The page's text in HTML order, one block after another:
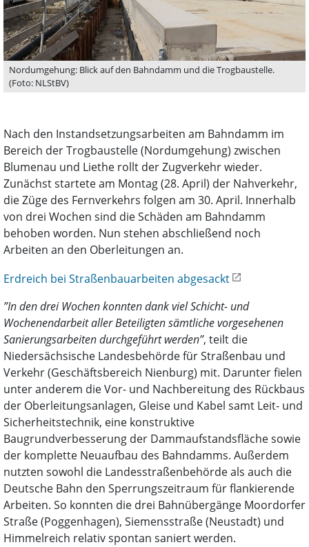
Nordumgehung: Blick auf den Bahndamm und die Trogbaustelle.
(Foto: NLStBV)
Nach den Instandsetzungsarbeiten am Bahndamm im
Bereich der Trogbaustelle (Nordumgehung) zwischen
Blumenau und Liethe rollt der Zugverkehr wieder.
Zunächst startete am Montag (28. April) der Nahverkehr,
die Züge des Fernverkehrs folgen am 30. April. Innerhalb
von drei Wochen sind die Schäden am Bahndamm
behoben worden. Nun stehen abschließend noch
Arbeiten an den Oberleitungen an.
Erdreich bei Straßenbauarbeiten abgesackt
”In den drei Wochen konnten dank viel Schicht- und
Wochenendarbeit aller Beteiligten sämtliche vorgesehenen
Sanierungsarbeiten durchgeführt werden”, teilt die
Niedersächsische Landesbehörde für Straßenbau und
Verkehr (Geschäftsbereich Nienburg) mit. Darunter fielen
unter anderem die Vor- und Nachbereitung des Rückbaus
der Oberleitungsanlagen, Gleise und Kabel samt Leit- und
Sicherheitstechnik, eine konstruktive
Baugrundverbesserung der Dammaufstandsfläche sowie
der komplette Neuaufbau des Bahndamms. Außerdem
nutzten sowohl die Landesstraßenbehörde als auch die
Deutsche Bahn den Sperrungszeitraum für flankierende
Arbeiten. So konnten die drei Bahnübergänge Moordorfer
Straße (Poggenhagen), Siemensstraße (Neustadt) und
Himmelreich relativ spontan saniert werden.